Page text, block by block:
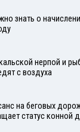
знать о
нерпой и
с воздуха
на беговых
статус конной